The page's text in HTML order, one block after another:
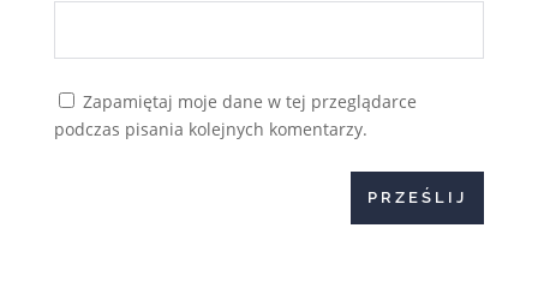
Zapamiętaj moje dane w tej przeglądarce
podczas pisania kolejnych komentarzy.
PRZEŚLIJ